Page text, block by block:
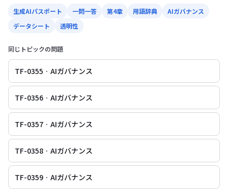
生成AIパスポート 一問一答 第4章 用語辞典
AIガバナンス
データシート
透明性
同じトピックの問題
TF-0355 · AIガバナンス
TF-0356 · AIガバナンス
TF-0357 · AIガバナンス
TF-0358 · AIガバナンス
TF-0359 · AIガバナンス